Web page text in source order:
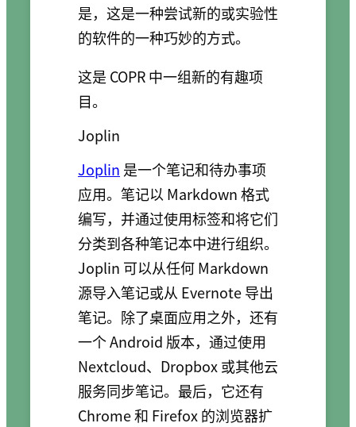
是，这是一种尝试新的或实验性
的软件的一种巧妙的方式。
这是 COPR 中一组新的有趣项
目。
Joplin
Joplin 是一个笔记和待办事项
应用。笔记以 Markdown 格式
编写，并通过使用标签和将它们
分类到各种笔记本中进行组织。
Joplin 可以从任何 Markdown
源导入笔记或从 Evernote 导出
笔记。除了桌面应用之外，还有
一个 Android 版本，通过使用
Nextcloud、Dropbox 或其他云
服务同步笔记。最后，它还有
Chrome 和 Firefox 的浏览器扩